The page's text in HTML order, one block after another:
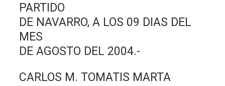
PARTIDO
DE NAVARRO, A LOS 09 DIAS DEL
MES
DE AGOSTO DEL 2004.-
CARLOS M. TOMATIS MARTA